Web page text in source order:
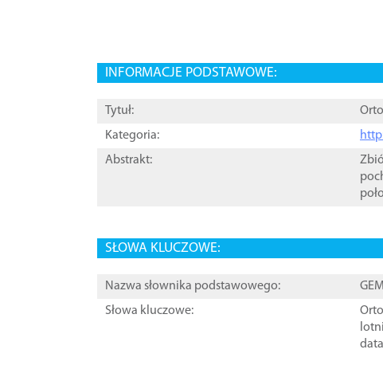
INFORMACJE PODSTAWOWE:
Tytuł:
Kategoria:
Abstrakt:
SŁOWA KLUCZOWE:
Nazwa słownika podstawowego:
Słowa kluczowe:
data